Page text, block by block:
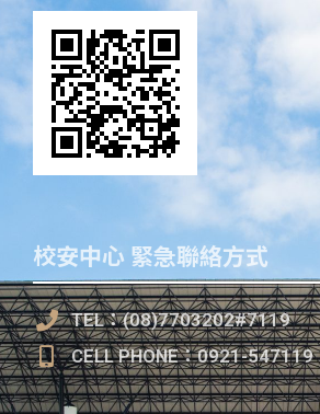
校安中心 緊急聯絡方式
TEL：(08)7703202#7119
CELL PHONE：0921-547119